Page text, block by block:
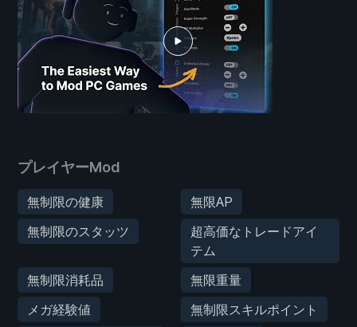
プレイヤーMod
無制限の健康
無限AP
無制限のスタッツ
超高価なトレードアイ
テム
無制限消耗品
無限重量
メガ経験値
無制限スキルポイント